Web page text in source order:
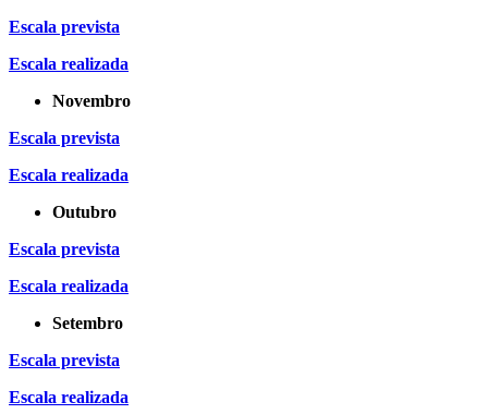
Escala prevista
Escala realizada
Novembro
Escala prevista
Escala realizada
Outubro
Escala prevista
Escala realizada
Setembro
Escala prevista
Escala realizada